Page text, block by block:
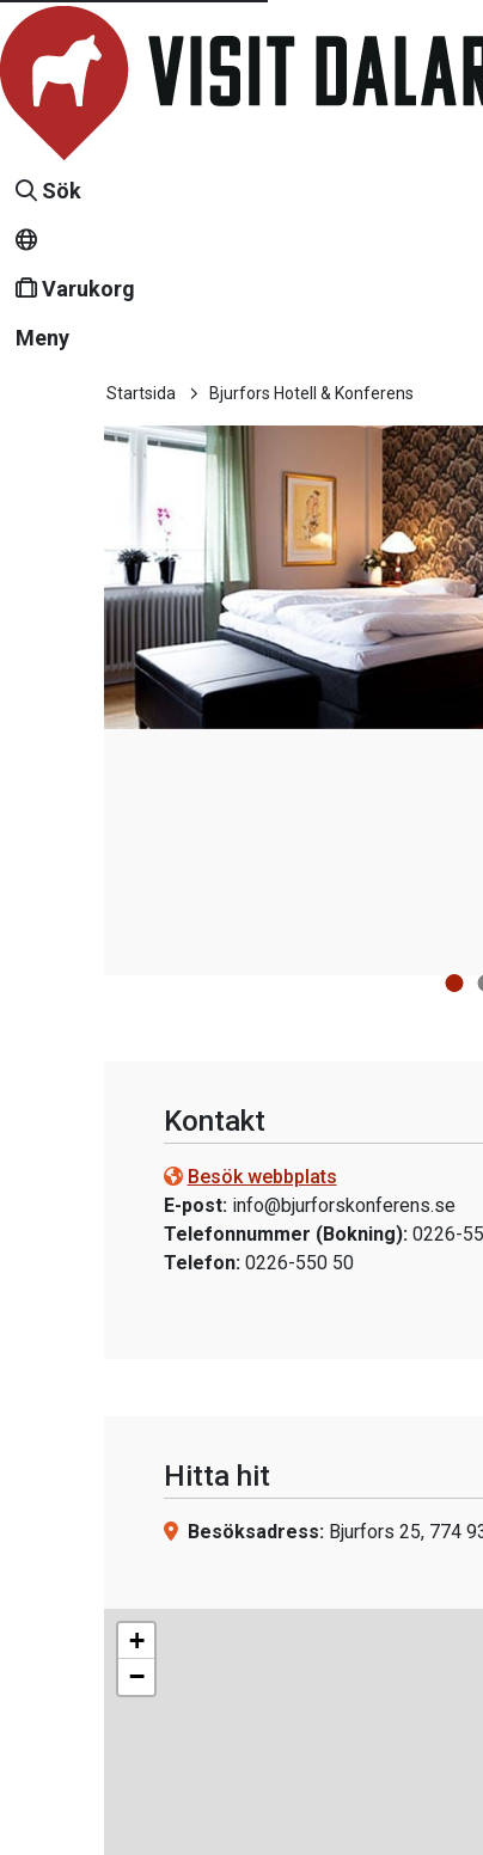
Sök
Varukorg
Meny
Startsida Bjurfors Hotell & Konferens
Kontakt
Besök webbplats
E-post: info@bjurforskonferens.se
Telefonnummer (Bokning): 0226-
Telefon: 0226-550 50
Hitta hit
Besöksadress: Bjurfors 25, 774
+
−